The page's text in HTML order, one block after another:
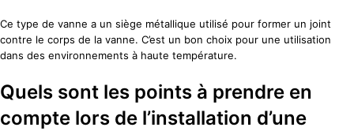
Ce type de vanne a un siège métallique utilisé pour former un joint
contre le corps de la vanne. C’est un bon choix pour une utilisation
dans des environnements à haute température.
Quels sont les points à prendre en
compte lors de l’installation d’une